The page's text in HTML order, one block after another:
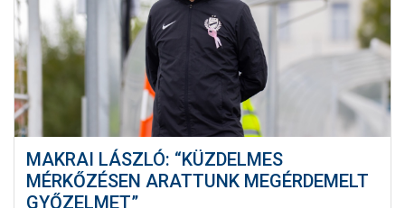
MAKRAI LÁSZLÓ: “KÜZDELMES
MÉRKŐZÉSEN ARATTUNK MEGÉRDEMELT
GYŐZELMET”